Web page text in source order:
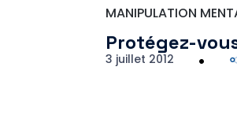
MANIPULATION
Protégez-
3 juillet 2012